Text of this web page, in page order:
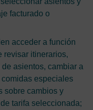
facturado o
acceder a función
revisar itinerarios,
asientos, cambiar a
especiales
sobre cambios y
tarifa seleccionada;